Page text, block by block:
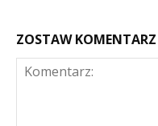
ZOSTAW KOMENTARZ